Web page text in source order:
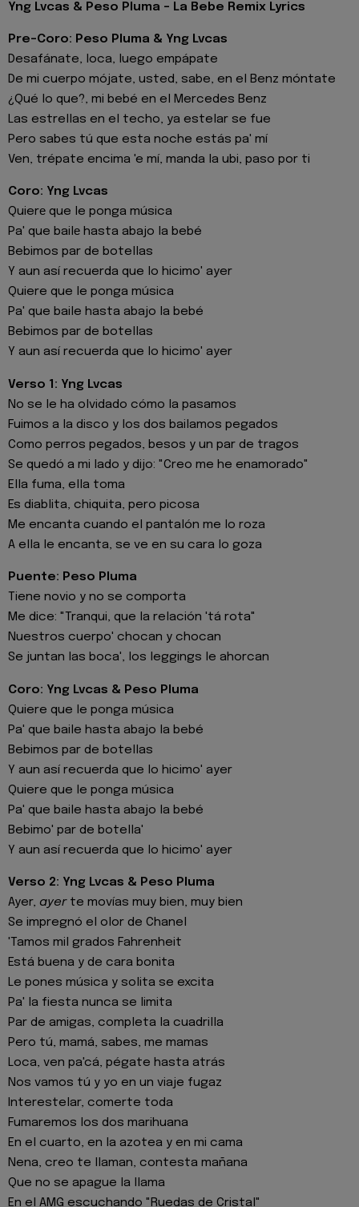
Yng Lvcas & Peso Pluma - La Bebe Remix Lyrics
Pre-Coro: Peso Pluma & Yng Lvcas
Desafánate, loca, luego empápate
De mi cuerpo mójate, usted, sabe, en el Benz móntate
¿Qué lo que?, mi bebé en el Mercedes Benz
Las estrellas en el techo, ya estelar se fue
Pero sabes tú que esta noche estás pa' mí
Ven, trépate encima 'e mí, manda la ubi, paso por ti
Coro: Yng Lvcas
Quierе que le ponga música
Pa' que bailе hasta abajo la bebé
Bebimos par de botellas
Y aun así recuerda que lo hicimo' ayer
Quiere que le ponga música
Pa' que baile hasta abajo la bebé
Bebimos par de botellas
Y aun así recuerda que lo hicimo' ayer
Verso 1: Yng Lvcas
No se le ha olvidado cómo la pasamos
Fuimos a la disco y los dos bailamos pegados
Como perros pegados, besos y un par de tragos
Se quedó a mi lado y dijo: "Creo me he enamorado"
Ella fuma, ella toma
Es diablita, chiquita, pero picosa
Me encanta cuando el pantalón me lo roza
A ella le encanta, se ve en su cara lo goza
Puente: Peso Pluma
Tiene novio y no se comporta
Me dice: "Tranqui, que la relación 'tá rota"
Nuestros cuerpo' chocan y chocan
Se juntan las boca', los leggings le ahorcan
Coro: Yng Lvcas & Peso Pluma
Quiere que le ponga música
Pa' que baile hasta abajo la bebé
Bebimos par de botellas
Y aun así recuerda que lo hicimo' ayer
Quiere que le ponga música
Pa' que baile hasta abajo la bebé
Bebimo' par de botella'
Y aun así recuerda que lo hicimo' ayer
Verso 2: Yng Lvcas & Peso Pluma
Ayer, ayerte movías muy bien, muy bien
Se impregnó el olor de Chanel
'Tamos mil grados Fahrenheit
Está buena y de cara bonita
Le pones música y solita se excita
Pa' la fiesta nunca se limita
Par de amigas, completa la cuadrilla
Pero tú, mamá, sabes, me mamas
Loca, ven pa'cá, pégate hasta atrás
Nos vamos tú y yo en un viaje fugaz
Interestelar, comerte toda
Fumaremos los dos marihuana
En el cuarto, en la azotea y en mi cama
Nena, creo te llaman, contesta mañana
Que no se apague la llama
En el AMG escuchando "Ruedas de Cristal"